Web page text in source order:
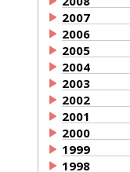
2007
2006
2005
2004
2003
2002
2001
2000
1999
1998